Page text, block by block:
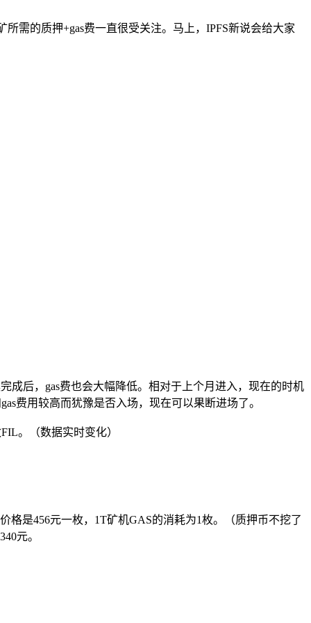
需的质押+gas费一直很受关注。马上，IPFS新说会给大家
成后，gas费也会大幅降低。相对于上个月进入，现在的时机
费用较高而犹豫是否入场，现在可以果断进场了。
。（数据实时变化）
格是456元一枚，1T矿机GAS的消耗为1枚。（质押币不挖了
元。